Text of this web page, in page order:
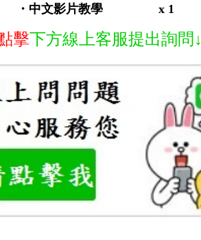
・中文影片教學 x 1
擊下方線上客服提出詢問↓